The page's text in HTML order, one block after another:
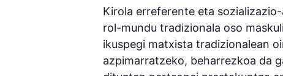
Kirola erreferente eta
rol-mundu tradizionala oso
ikuspegi matxista tradizionalean
azpimarratzeko, beharrezkoa da